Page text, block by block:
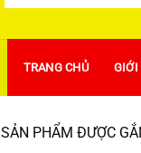
TRANG CHỦ GIỚI
SẢN PHẨM ĐƯỢC